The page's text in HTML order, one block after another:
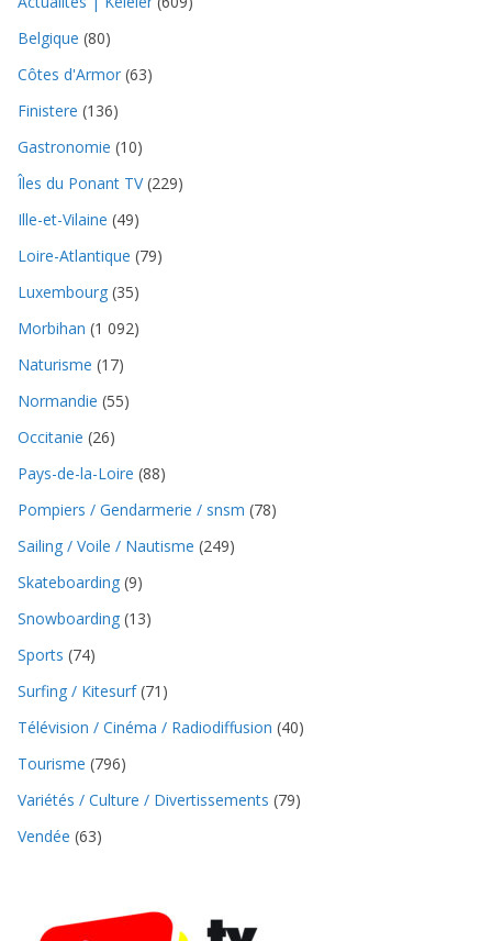
Belgique (80)
Côtes d'Armor (63)
Finistere (136)
Gastronomie (10)
Îles du Ponant TV(229)
Ille-et-Vilaine (49)
Loire-Atlantique (79)
Luxembourg (35)
Morbihan (1 092)
Naturisme (17)
Normandie (55)
Occitanie (26)
Pays-de-la-Loire (88)
Pompiers / Gendarmerie / snsm (78)
Sailing / Voile / Nautisme (249)
Skateboarding (9)
Snowboarding (13)
Sports (74)
Surfing / Kitesurf(71)
Télévision / Cinéma / Radiodiffusion (40)
Tourisme (796)
Variétés / Culture / Divertissements (79)
Vendée (63)